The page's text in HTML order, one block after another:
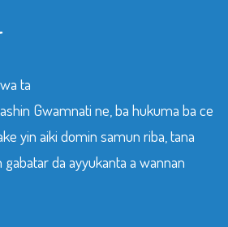
ta
Gwamnati ne, ba hukuma ba ce
yin aiki domin samun riba, tana
da ayyukanta a wannan